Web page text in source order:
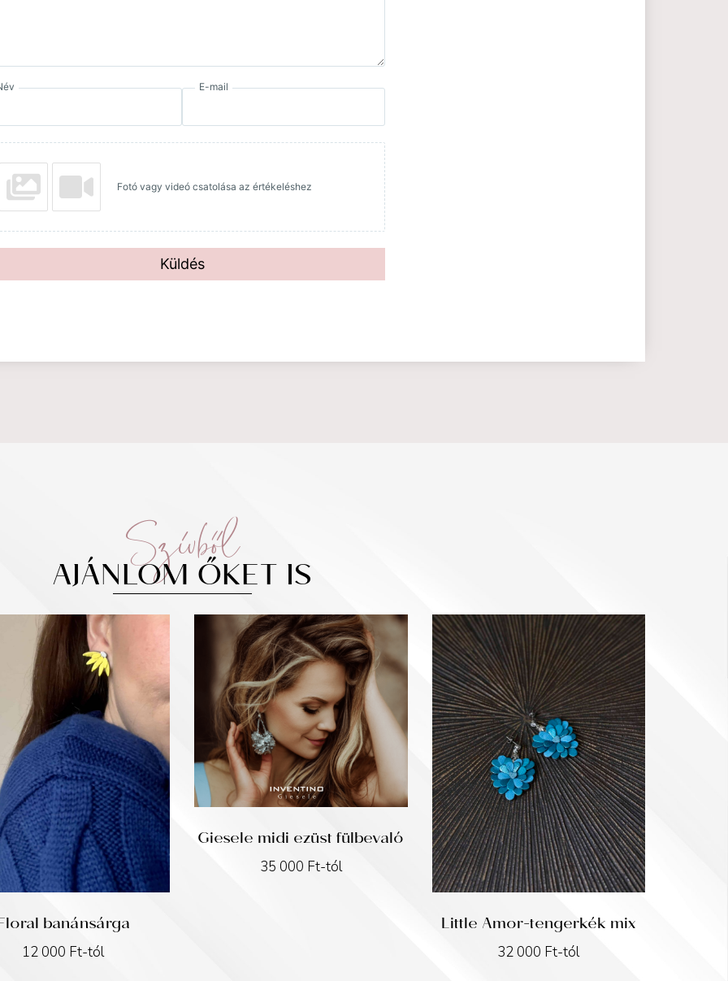
E-mail
Fotó vagy videó csatolása az értékeléshez
Küldés
Szívből
AJÁNLOM ŐKET IS
banánsárga
12 000 Ft-tól
Giesele midi ezüst fülbevaló
35 000 Ft-tól
Little Amor-tengerkék mix
32 000 Ft-tól